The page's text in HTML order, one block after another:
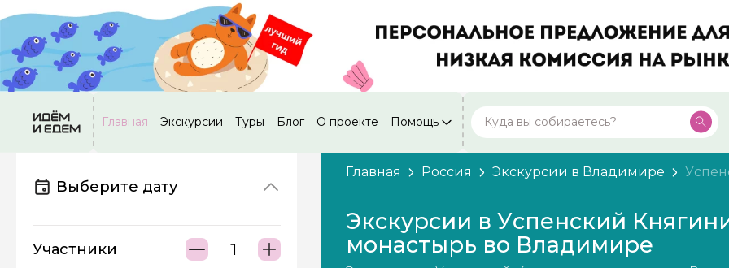
Главная Экскурсии Туры Блог О проекте Помощь
Москва
Россия
Нижний Новгород
Россия
Посмотреть все города
Выберите дату
Участники
Главная Россия Экскурсии в Владимире
Экскурсии в Успенский
монастырь во Владимире